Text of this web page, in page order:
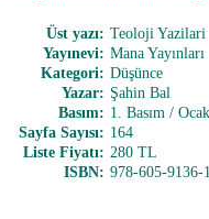
Üst yazı: Teoloji Yazilari
Yayınevi: Mana Yayınları
Kategori: Düşünce
Yazar: Şahin Bal
Basım: 1. Basım /
Sayfa Sayısı: 164
Liste Fiyatı: 280 TL
ISBN: 978-605-9136-